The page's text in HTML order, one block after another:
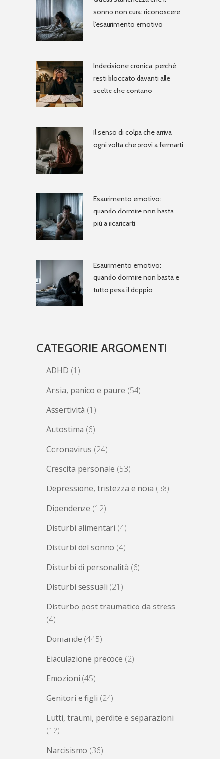
sonno non cura: riconoscere
l’esaurimento emotivo
Indecisione cronica: perché
resti bloccato davanti alle
scelte che contano
Il senso di colpa che arriva
ogni volta che provi a fermarti
Esaurimento emotivo:
quando dormire non basta
più a ricaricarti
Esaurimento emotivo:
quando dormire non basta e
tutto pesa il doppio
CATEGORIE ARGOMENTI
ADHD (1)
Ansia, panico e paure (54)
Assertività (1)
Autostima (6)
Coronavirus (24)
Crescita personale (53)
Depressione, tristezza e noia (38)
Dipendenze (12)
Disturbi alimentari (4)
Disturbi del sonno (4)
Disturbi di personalità (6)
Disturbi sessuali (21)
Disturbo post traumatico da stress
(4)
Domande (445)
Eiaculazione precoce (2)
Emozioni (45)
Genitori e figli (24)
Lutti, traumi, perdite e separazioni
(12)
Narcisismo (36)